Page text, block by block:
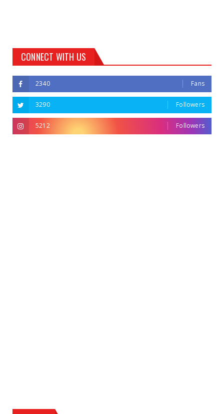
CONNECT WITH US
2340 Fans
3290 Followers
5212 Followers